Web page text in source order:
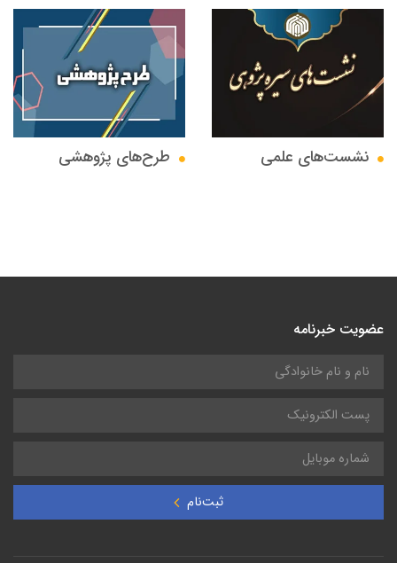
نشست‌های علمی طرح‌های پژوهشی
عضویت خبرنامه
ثبت‌نام